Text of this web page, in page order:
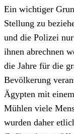
Ein wichtiger
Stellung zu
und die Polizei
ihnen abrechnen
die Jahre für die
Bevölkerung
Ägypten mit
Mühlen viele
wurden daher